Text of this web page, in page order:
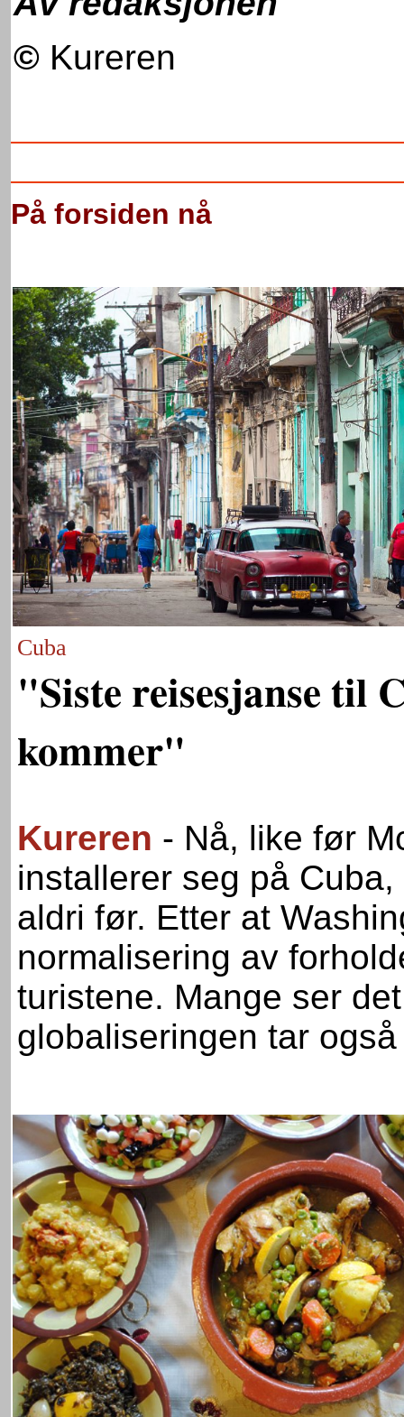
© Kureren
På forsiden nå
Cuba
"Siste reisesjanse til
kommer"
Kureren - Nå, like før
installerer seg på
aldri før. Etter at
normalisering av
turistene. Mange ser
globaliseringen tar